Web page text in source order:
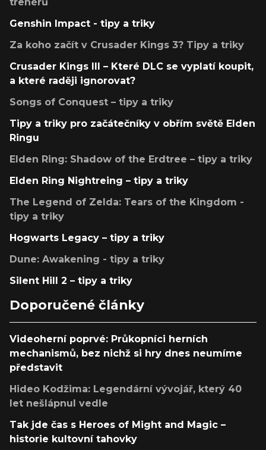
Genshin Impact - tipy a triky
Za koho začít v Crusader Kings 3? Tipy a triky
Crusader Kings III – Které DLC se vyplatí koupit,
a které raději ignorovat?
Songs of Conquest – tipy a triky
Tipy a triky pro začátečníky v obřím světě Elden
Ringu
Elden Ring: Shadow of the Erdtree – tipy a triky
Elden Ring Nightreing – tipy a triky
The Legend of Zelda: Tears of the Kingdom -
tipy a triky
Hogwarts Legacy – tipy a triky
Dune: Awakening - tipy a triky
Silent Hill 2 – tipy a triky
Doporučené články
Videoherní poprvé: Průkopníci herních
mechanismů, bez nichž si hry dnes neumíme
představit
Hideo Kodžima: Legendární vývojář, který 40
let nešlápnul vedle
Tak jde čas s Heroes of Might and Magic –
historie kultovní tahovky